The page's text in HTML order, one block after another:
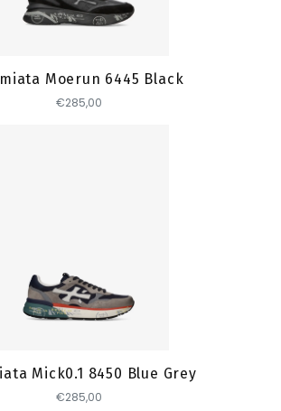
Toevoegen
Moerun 6445 Black
€285,00
Toevoegen
Mick0.1 8450 Blue Grey
€285,00